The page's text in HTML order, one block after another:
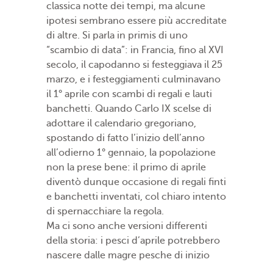
classica notte dei tempi, ma alcune
ipotesi sembrano essere più accreditate
di altre. Si parla in primis di uno
“scambio di data”: in Francia, fino al XVI
secolo, il capodanno si festeggiava il 25
marzo, e i festeggiamenti culminavano
il 1° aprile con scambi di regali e lauti
banchetti. Quando Carlo IX scelse di
adottare il calendario gregoriano,
spostando di fatto l’inizio dell’anno
all’odierno 1° gennaio, la popolazione
non la prese bene: il primo di aprile
diventò dunque occasione di regali finti
e banchetti inventati, col chiaro intento
di spernacchiare la regola.
Ma ci sono anche versioni differenti
della storia: i pesci d’aprile potrebbero
nascere dalle magre pesche di inizio